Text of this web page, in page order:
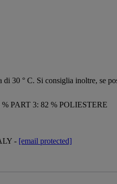
30 ° C. Si consiglia inoltre, se
PART 3: 82 % POLIESTERE
- [email protected]